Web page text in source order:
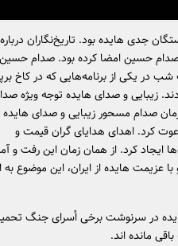
جدی هایده بود. تاریخ‌نگاران
صدام حسین امضا کرده بود. صدام
در یکی از برنامه‌هایی که در کاخ
زیبایی و صدای هایده توجه ویژه
صدام مسحور زیبایی و صدای
کرد. اهدای هدایای گران قیمت و
ایجاد کرد. از همان زمان این رفت و
هایده از ایران، این موضوع به
در سرنوشت برخی اُسرای جنگ
مانده اند.